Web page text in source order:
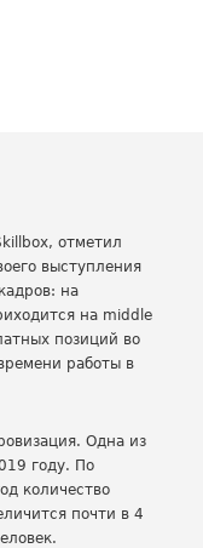
отметил
выступления
на
на middle
позиций во
работы в
Одна из
году. По
количество
почти в 4